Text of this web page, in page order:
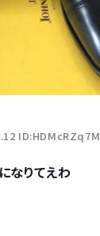
ID:HDMcRZq7M
なりてえわ